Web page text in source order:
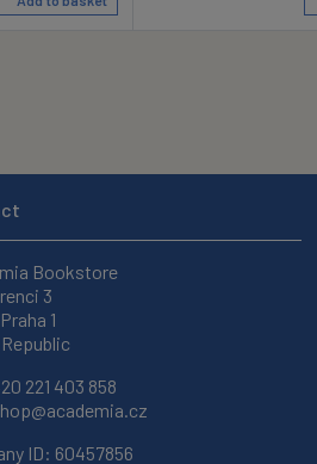
Bookstore
3
1
221 403 858
ID: 60457856